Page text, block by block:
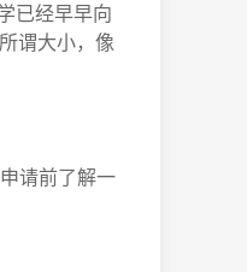
已经早早向
谓大小，像
请前了解一